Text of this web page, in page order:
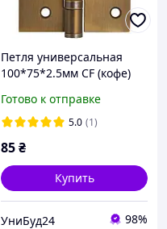
Петля универсальная
100*75*2.5мм CF (кофе)
Готово к отправке
5.0 (1)
85₴
Купить
УниБуд24 98%